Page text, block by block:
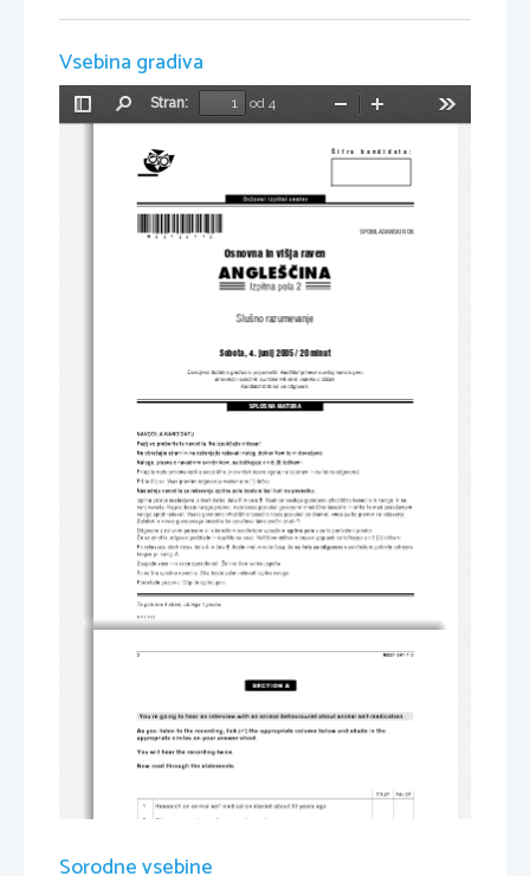
Vsebina gradiva
Preklopi
Stran:
od 4
Pomanjšaj
[ifra  kandidata:
© RI C  20 0 5
SPOMLADANSKI ROK
Osnovna in vi{ja raven
ANGLE[^INA
Slu{no razumevanje
Sobota, 4. junij 2005 / 20 minut
Dovoljeno dodatno gradivo in prip omočki: kandidat prinese s sebo j  nalivno pero
ali kemični sv inčnik, s vinčnik  HB  ali B, radirko in ši lček.
Kandidat dobi li st za odgovore.
SPLOŠNA MATURA
NAVO DILA KA NDID ATU
Pazljivo preberite ta navodila. Ne izpuščajte ničesar!
Ne obračajte strani in ne začenjajte reševati nalog, dokler Vam to ni dovoljeno.
Naloge, pisane z navadnim svinčnikom, se točkujejo z nič (0) točkami.
Prilepite kodo oziroma vp išite svo jo šifro (v okvirček desno zgoraj n a tej strani in na list za odgov ore).
Pišite čit ljivo.  Vsak pravilen  odgo vor je vreden eno (1) točko.
Naslednja navodila za reševanje izpitne pole boste slišali tudi na posnetku.
Izpitna pola je sestav ljena iz dveh  delov, dela A in de la B.  Vsak del  vsebuje govorjeno izhodiš čno be sedilo in nalogo, ki  se
nanj nanaša. Najprej boste nalog o prebrali, nato boste poslušali go vorjeno izhodiščno besedi lo in lah ko že med poslušanjem
nalogo sproti reševali. V sako gov orjeno izhodiščno besedilo b oste  poslušali po dvakrat, vmes pa bo  premor za reševanje.
Začetek in konec govorjenega be sedila bo označeval ta kle zvočni  znak /*/.
Odgovore z nalivnim peresom ali  s kemičnim svin čnikom vpisu jte v  izpitno polo v za to predvideni prostor.
Če se zmotite, odgovor prečrtajte  in napišite na novo. Ne čitljive reš itve in nejasni popravki  se točkuje jo z nič (0) točkami.
Po reševanju obeh delov, de la A i n dela B, boste imeli m inuto časa,  da na listu za odgovore s svinč nikom počrnite ustrezne
krogce pri nalogi A.
Zaupajte vase in v svoje spo sobn osti. Želimo Vam vel iko uspeha.
To so bila splošna navodila. Zdaj  boste začeli reševati i zpitne nalog e.
Poslušajte po zorno. Odprite izpitn o polo.
Ta pola ima 4 strani, od tega 1 prazno.
2 M051-241-1-2
SECTIO N A
You’re going to hear  an i nterview with an animal b ehaviourist about anim al  self-medic ation.
A s   you li sten to the r ecor ding, tick (9 ) the appropri ate column be low and shade in the
appropriate  ci rcle s on  yo ur answer she et.
You will hear the  reco rdin g twice.
Now read through the sta tements.
TRUE                                                      FALSE
1. Research o n an imal self-medicat io n starte d ab out  30  y e ars a go.
2. Chimpan z ees choose  the  l eav es b y  smell.
5. The lea ves cure man y  d ifferent d iseases.
Sorodne vsebine